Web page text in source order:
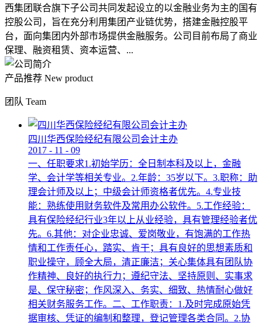
西集团联合旗下子公司共同发起设立的以金融业务为主的国有
控股公司，旨在充分利用集团产业链优势，搭建金融控股平
台，面向集团内外部市场提供金融服务。公司目前布局了商业
保理、融资租赁、资本运营、...
产品推荐 New product
团队 Team
四川华西保险经纪有限公司会计主办
2017 - 11 - 09
一、任职要求1.初始学历：全日制本科及以上，金融
学、会计学等相关专业。2.年龄：35岁以下。3.职称：助
理会计师及以上；中级会计师资格者优先。4.专业技
能：熟练使用财务软件及常用办公软件。5.工作经验：
具有保险经纪行业3年以上从业经验，具有管理经验者优
先。6.其他：对企业忠诚、爱岗敬业，有饱满的工作热
情和工作责任心，踏实、肯干；具有良好的思想素质和
职业操守，顾全大局，清正廉洁；关心集体具有团队协
作精神、良好的执行力；遵纪守法、坚持原则、实事求
是、保守秘密；作风深入、务实、细致、热情耐心做好
相关财务服务工作。二、工作职责：1.及时完成原始凭
据审核、凭证的编制和整理，登记管理各类合同。2.协